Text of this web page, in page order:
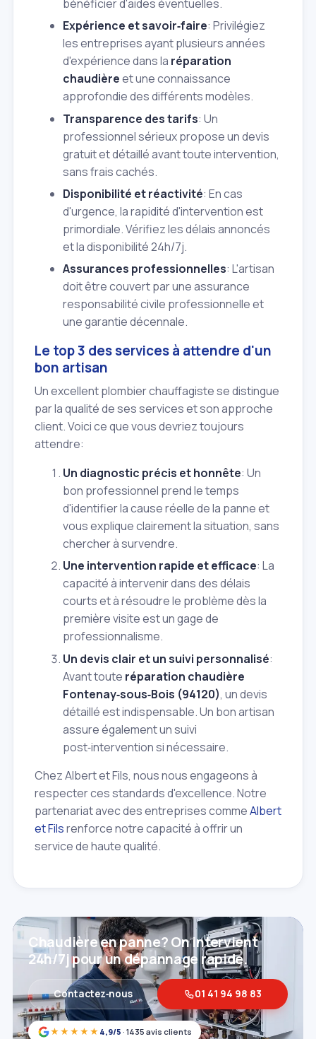
bénéficier d'aides éventuelles.
Expérience et savoir‑faire: Privilégiez
les entreprises ayant plusieurs années
d'expérience dans la réparation
chaudièreet une connaissance
approfondie des différents modèles.
Transparence des tarifs: Un
professionnel sérieux propose un devis
gratuit et détaillé avant toute intervention,
sans frais cachés.
Disponibilité et réactivité: En cas
d'urgence, la rapidité d'intervention est
primordiale. Vérifiez les délais annoncés
et la disponibilité 24h/7j.
Assurances professionnelles: L'artisan
doit être couvert par une assurance
responsabilité civile professionnelle et
une garantie décennale.
Le top 3 des services à attendre d'un
bon artisan
Un excellent plombier chauffagiste se distingue
par la qualité de ses services et son approche
client. Voici ce que vous devriez toujours
attendre:
Un diagnostic précis et honnête: Un
bon professionnel prend le temps
d'identifier la cause réelle de la panne et
vous explique clairement la situation, sans
chercher à survendre.
Une intervention rapide et efficace: La
capacité à intervenir dans des délais
courts et à résoudre le problème dès la
première visite est un gage de
professionnalisme.
Un devis clair et un suivi personnalisé:
Avant toute réparation chaudière
Fontenay‑sous‑Bois (94120), un devis
détaillé est indispensable. Un bon artisan
assure également un suivi
post‑intervention si nécessaire.
Chez Albert et Fils, nous nous engageons à
respecter ces standards d'excellence. Notre
partenariat avec des entreprises commeAlbert
et Filsrenforce notre capacité à offrir un
service de haute qualité.
★★★★★ 4,9/5 · 1435 avis clients
Chaudière en panne? On intervient
24h/7j pour un dépannage rapide.
Contactez‑nous 01 41 94 98 83